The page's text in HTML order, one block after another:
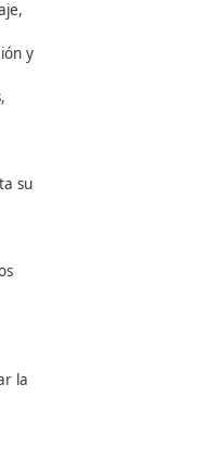
formatos y para
amplia gama de temas
calidad como la
palabras clave y
Estas licencias
y compartirlo.
invaluable para